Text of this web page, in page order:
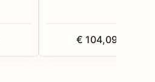
€ 104,09